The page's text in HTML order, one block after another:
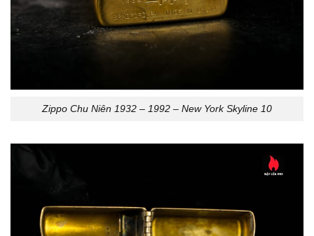
Zippo Chu Niên 1932 – 1992 – New York Skyline 10